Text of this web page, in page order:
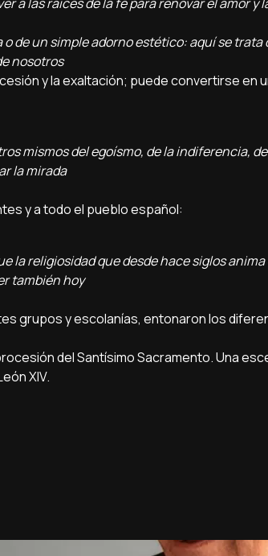
de un simple adorno estético: aquí se trata
nosotros
y la exaltación; puede convertirse en
mismos del egoísmo, de la indiferencia,
la mirada
y a todo el pueblo español:
la religiosidad que desde hace siglos
también hoy
grupos y escolanías, entonaron los
del Santísimo Sacramento. Una
XIV.